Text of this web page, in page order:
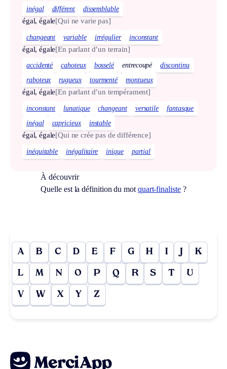
inégal différent dissemblable
égal, égale[Qui ne varie pas]
changeant variable irrégulier inconstant
égal, égale[En parlant d’un terrain]
accidenté cahoteux bosselé entrecoupé
discontinu
raboteux
rugueux tourmenté montueux
égal, égale[En parlant d’un tempérament]
inconstant lunatique changeant versatile
fantasque
inégal
capricieux instable
égal, égale[Qui ne crée pas de différence]
inéquitable inégalitaire inique partial
À découvrir
Quelle est la définition du mot quart-finaliste?
A B C D E F G H I J K
L M N O P Q R S T U
V W X Y Z